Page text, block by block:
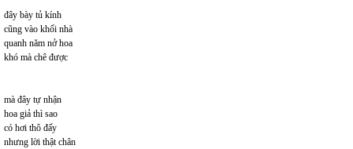
đây bày tủ kính
cũng vào khối nhà
quanh năm nở hoa
khó mà chê được
mà đây tự nhận
hoa giả thì sao
có hơi thô đấy
nhưng lời thật chân